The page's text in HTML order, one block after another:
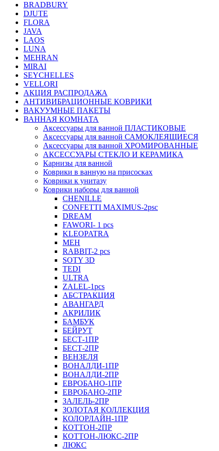
BRADBURY
DJUTE
FLORA
JAVA
LAOS
LUNA
MEHRAN
MIRAI
SEYCHELLES
VELLORI
АКЦИЯ РАСПРОДАЖА
АНТИВИБРАЦИОННЫЕ КОВРИКИ
ВАКУУМНЫЕ ПАКЕТЫ
ВАННАЯ КОМНАТА
Аксессуары для ванной ПЛАСТИКОВЫЕ
Аксессуары для ванной САМОКЛЕЯЩИЕСЯ
Аксессуары для ванной ХРОМИРОВАННЫЕ
АКСЕССУАРЫ СТЕКЛО И КЕРАМИКА
Карнизы для ванной
Коврики в ванную на присосках
Коврики к унитазу
Коврики наборы для ванной
CHENILLE
CONFETTI MAXIMUS-2psc
DREAM
FAWORI- 1 pcs
KLEOPATRA
MEH
RABBIT-2 pcs
SOTY 3D
TEDI
ULTRA
ZALEL-1pcs
АБСТРАКЦИЯ
АВАНГАРД
АКРИЛИК
БАМБУК
БЕЙРУТ
БЕСТ-1ПР
БЕСТ-2ПР
ВЕНЗЕЛЯ
ВОНАЛДИ-1ПР
ВОНАЛДИ-2ПР
ЕВРОБАНО-1ПР
ЕВРОБАНО-2ПР
ЗАЛЕЛЬ-2ПР
ЗОЛОТАЯ КОЛЛЕКЦИЯ
КОЛОРЛАЙН-1ПР
КОТТОН-2ПР
КОТТОН-ЛЮКС-2ПР
ЛЮКС